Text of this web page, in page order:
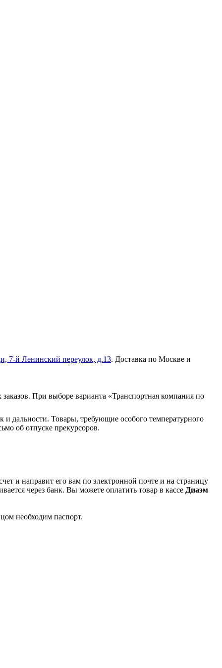
7-й Ленинский переулок, д.13. Доставка по Москве и
При выборе варианта «Транспортная компания по
и дальности. Товары, требующие особого температурного
об отпуске прекурсоров.
и направит его вам по электронной почте и на страницу
через банк. Вы можете оплатить товар в кассе Диаэм
необходим паспорт.